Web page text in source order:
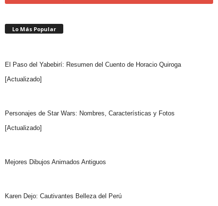
Lo Más Popular
El Paso del Yabebirí: Resumen del Cuento de Horacio Quiroga
[Actualizado]
Personajes de Star Wars: Nombres, Características y Fotos
[Actualizado]
Mejores Dibujos Animados Antiguos
Karen Dejo: Cautivantes Belleza del Perú